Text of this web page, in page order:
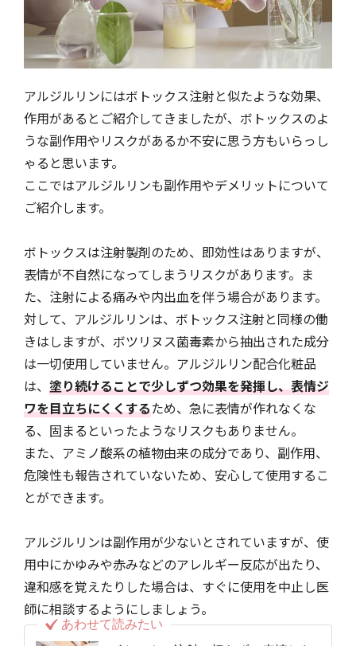
アルジルリンにはボトックス注射と似たような効果、
作用があるとご紹介してきましたが、ボトックスのよ
うな副作用やリスクがあるか不安に思う方もいらっし
ゃると思います。
ここではアルジルリンも副作用やデメリットについて
ご紹介します。
ボトックスは注射製剤のため、即効性はありますが、
表情が不自然になってしまうリスクがあります。ま
た、注射による痛みや内出血を伴う場合があります。
対して、アルジルリンは、ボトックス注射と同様の働
きはしますが、ボツリヌス菌毒素から抽出された成分
は一切使用していません。アルジルリン配合化粧品
は、 塗り続けることで少しずつ効果を発揮し、表情ジ
ワを目立ちにくくするため、急に表情が作れなくな
る、固まるといったようなリスクもありません。
また、アミノ酸系の植物由来の成分であり、副作用、
危険性も報告されていないため、安心して使用するこ
とができます。
アルジルリンは副作用が少ないとされていますが、使
用中にかゆみや赤みなどのアレルギー反応が出たり、
違和感を覚えたりした場合は、すぐに使用を中止し医
師に相談するようにしましょう。
あわせて読みたい